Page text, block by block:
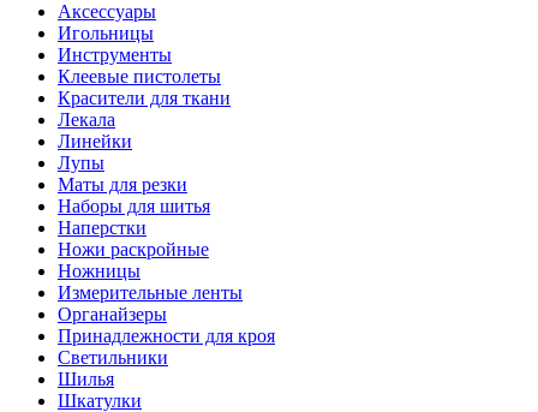
Аксессуары
Игольницы
Инструменты
Клеевые пистолеты
Красители для ткани
Лекала
Линейки
Лупы
Маты для резки
Наборы для шитья
Наперстки
Ножи раскройные
Ножницы
Измерительные ленты
Органайзеры
Принадлежности для кроя
Светильники
Шилья
Шкатулки